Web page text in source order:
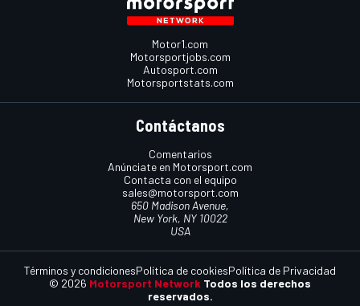
Motor1.com
Motorsportjobs.com
Autosport.com
Motorsportstats.com
Contáctanos
Comentarios
Anúnciate en Motorsport.com
Contacta con el equipo
sales@motorsport.com
650 Madison Avenue,
New York, NY 10022
USA
© 2026 Motorsport Network Todos los derechos
reservados.
Términos y condicionesPolítica de cookiesPolítica de Privacidad